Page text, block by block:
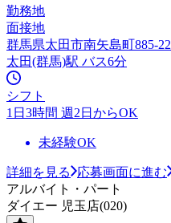
勤務地
面接地
群馬県太田市南矢島町885-22
太田(群馬)駅 バス6分
シフト
1日3時間 週2日からOK
未経験OK
詳細を見る
応募画面に進む
アルバイト・パート
ダイエー 児玉店(020)